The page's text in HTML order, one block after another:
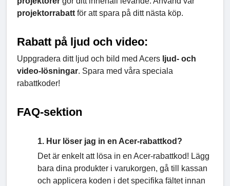
projektorrabatt för att spara på ditt nästa köp.
Rabatt på ljud och video:
Uppgradera ditt ljud och bild med Acers ljud- och
video-lösningar. Spara med våra speciala
rabattkoder!
FAQ-sektion
1. Hur löser jag in en Acer-rabattkod?
Det är enkelt att lösa in en Acer-rabattkod! Lägg
bara dina produkter i varukorgen, gå till kassan
och applicera koden i det specifika fältet innan